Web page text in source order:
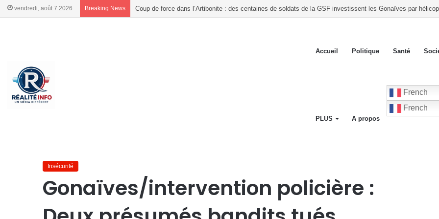
vendredi, août 7 2026 Breaking News Coup de force dans l’Artibonite : des centaines de soldats de la GSF investissent les Gonaïves par
Accueil Politique Santé
PLUS A propos
French
French
French
Insécurité
Gonaïves/intervention policière :